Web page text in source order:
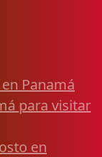
Panamá
para visitar
en